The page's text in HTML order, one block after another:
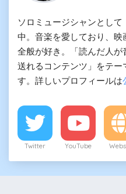
ソロミュージシャンとして
中。音楽を愛しており、
全般が好き。「読んだ人
送れるコンテンツ」をテー
す。詳しいプロフィールは
Twitter YouTube